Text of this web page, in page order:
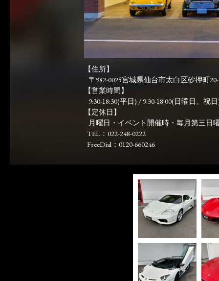
【住所】
〒982-0025宮城県仙台市太白区砂押町
【営業時間】
9:30-18:30(平日) / 9:30-18:00(日曜日、祝日
【定休日】
月曜日・イベント開催時・毎月第三日
TEL：022-248-0222
FreeDial：0120-660246